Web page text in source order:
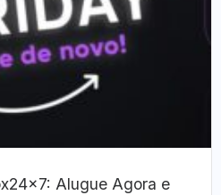
Alugue Agora e